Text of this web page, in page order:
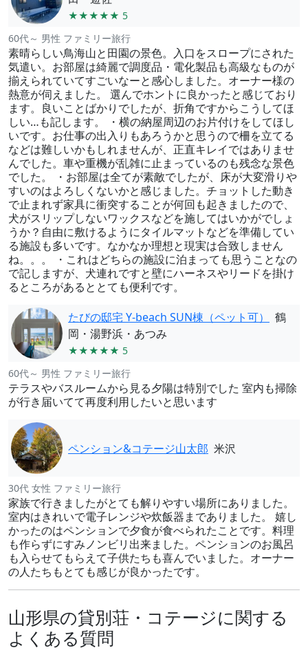
★★★★★ 5
60代～ 男性 ファミリー旅行
素晴らしい鳥海山と田園の景色。入口をスロープにされた
気遣い。お部屋は綺麗で調度品・電化製品も高級なものが
揃えられていてすごいなーと感心しました。オーナー様の
熱意が伺えました。 選んでホントに良かったと感じており
ます。良いことばかりでしたが、折角ですからこうしてほ
しい…も記します。 ・横の納屋周辺のお片付けをしてほし
いです。お仕事の出入りもあろうかと思うので柵を立てる
などは難しいかもしれませんが、正直キレイではありませ
んでした。車や重機が乱雑に止まっているのも残念な景色
でした。 ・お部屋は全てが素敵でしたが、床が大変滑りや
すいのはよろしくないかと感じました。チョットした動き
で止まれず家具に衝突することが何回も起きましたので、
犬がスリップしないワックスなどを施してはいかがでしょ
うか？自由に敷けるようにタイルマットなどを準備してい
る施設も多いです。なかなか理想と現実は合致しません
ね。。。 ・これはどちらの施設に泊まっても思うことなの
で記しますが、犬連れですと壁にハーネスやリードを掛け
るところがあるととても便利です。
たびの邸宅 Y-beach SUN棟（ペット可）
鶴
岡・湯野浜・あつみ
★★★★★ 5
60代～ 男性 ファミリー旅行
テラスやバスルームから見る夕陽は特別でした 室内も掃除
が行き届いてて再度利用したいと思います
ペンション&コテージ山太郎 米沢
30代 女性 ファミリー旅行
家族で行きましたがとても解りやすい場所にありました。
室内はきれいで電子レンジや炊飯器までありました。 嬉し
かったのはペンションで夕食が食べられたことです。料理
も作らずにすみノンビリ出来ました。ペンションのお風呂
も入らせてもらえて子供たちも喜んでいました。オーナー
の人たちもとても感じが良かったです。
山形県の貸別荘・コテージに関する
よくある質問